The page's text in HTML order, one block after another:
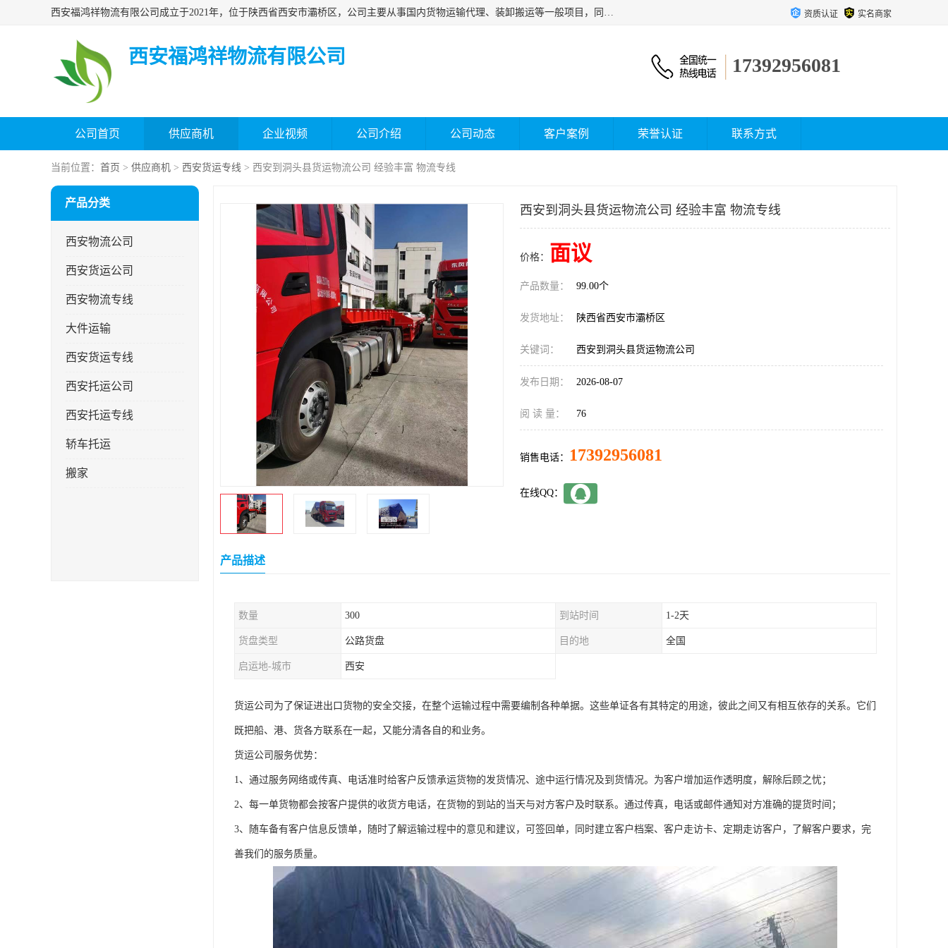
西安福鸿祥物流有限公司成立于2021年，位于陕西省西安市灞桥区，公司主要从事国内货物运输代理、装卸搬运等一般项目，同时具备道路货物运输（不含危险货物）的许可资质。凭借专业的物流服务和*的运输能力，公司致力于为客户提供安全、可靠的物流解决方案，满足多样化的运输需求，助力企业*运营。 资质认证 实名商家
西安福鸿祥物流有限公司 17392956081
公司首页 供应商机 企业视频 公司介绍 公司动态 客户案例 荣誉认证 联系方式
当前位置： 首页 > 供应商机 > 西安货运专线 > 西安到洞头县货运物流公司 经验丰富 物流专线
产品分类
西安物流公司
西安货运公司
西安物流专线
大件运输
西安货运专线
西安托运公司
西安托运专线
轿车托运
搬家
西安到洞头县货运物流公司 经验丰富 物流专线
价格： 面议
产品数量： 99.00个
发货地址： 陕西省西安市灞桥区
关键词： 西安到洞头县货运物流公司
发布日期： 2026-08-07
阅 读 量： 76
销售电话： 17392956081
在线QQ：
产品描述
数量 300 到站时间 1-2天
货盘类型 公路货盘 目的地 全国
启运地-城市 西安
货运公司为了保证进出口货物的安全交接，在整个运输过程中需要编制各种单据。这些单证各有其特定的用途，彼此之间又有相互依存的关系。它们
既把船、港、货各方联系在一起，又能分清各自的和业务。
货运公司服务优势：
1、通过服务网络或传真、电话准时给客户反馈承运货物的发货情况、途中运行情况及到货情况。为客户增加运作透明度，解除后顾之忧；
2、每一单货物都会按客户提供的收货方电话，在货物的到站的当天与对方客户及时联系。通过传真，电话或邮件通知对方准确的提货时间；
3、随车备有客户信息反馈单，随时了解运输过程中的意见和建议，可签回单，同时建立客户档案、客户走访卡、定期走访客户，了解客户要求，完
善我们的服务质量。